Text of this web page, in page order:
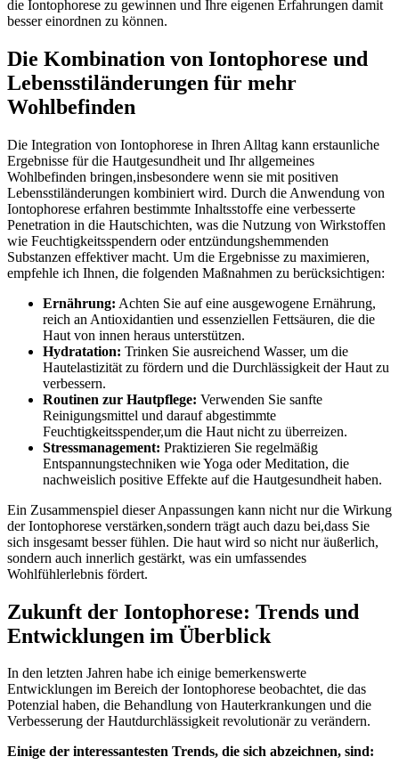
die Iontophorese zu gewinnen und Ihre eigenen Erfahrungen damit
besser einordnen zu können.
Die ⁣Kombination von Iontophorese und
Lebensstiländerungen für mehr
Wohlbefinden
Die Integration von⁢ Iontophorese in Ihren Alltag kann‍ erstaunliche
Ergebnisse für die Hautgesundheit und Ihr allgemeines
Wohlbefinden bringen,insbesondere wenn sie mit positiven
Lebensstiländerungen kombiniert wird. Durch die Anwendung von
Iontophorese erfahren bestimmte Inhaltsstoffe eine verbesserte
Penetration in die Hautschichten, was die Nutzung von Wirkstoffen
wie Feuchtigkeitsspendern oder entzündungshemmenden
Substanzen effektiver macht. ​Um die Ergebnisse zu maximieren,
empfehle ich Ihnen, die folgenden Maßnahmen zu berücksichtigen:
Ernährung: ‌Achten Sie auf eine ausgewogene Ernährung,
reich⁢ an Antioxidantien und essenziellen Fettsäuren, die die
Haut von innen heraus unterstützen.
Hydratation: Trinken Sie ausreichend Wasser, um die
Hautelastizität zu fördern und die ‍Durchlässigkeit der Haut zu
verbessern.
Routinen zur Hautpflege: Verwenden Sie sanfte
Reinigungsmittel und darauf abgestimmte
Feuchtigkeitsspender,um die Haut nicht zu überreizen.
Stressmanagement: Praktizieren Sie regelmäßig
Entspannungstechniken wie Yoga oder Meditation, die
nachweislich positive Effekte auf die Hautgesundheit ‌haben.
Ein Zusammenspiel dieser Anpassungen kann nicht nur die Wirkung
der Iontophorese verstärken,sondern trägt auch dazu bei,dass Sie
sich insgesamt ‍besser fühlen. Die haut wird so nicht nur äußerlich,
sondern auch innerlich gestärkt, was ein⁢ umfassendes
Wohlfühlerlebnis fördert.
Zukunft der Iontophorese: Trends und
Entwicklungen im Überblick
In den letzten Jahren habe ich einige bemerkenswerte
Entwicklungen im Bereich der Iontophorese beobachtet, die das
Potenzial haben, die Behandlung von Hauterkrankungen und die
Verbesserung der Hautdurchlässigkeit revolutionär zu ​verändern.
Einige der interessantesten Trends, die sich abzeichnen, sind: